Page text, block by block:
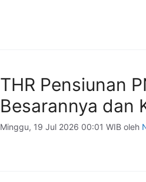
THR Pensiunan
Besarannya dan
Minggu, 19 Jul 2026 00:01 WIB oleh